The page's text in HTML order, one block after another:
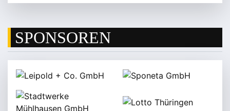
SPONSOREN